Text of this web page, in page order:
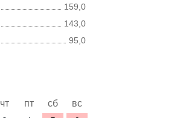
159,0
143,0
95,0
чт пт сб
вс